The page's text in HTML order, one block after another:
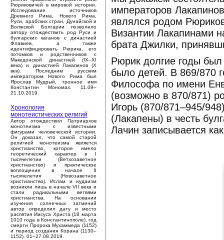
Рюриковичей в мировой истории.
Исследование источников
Древнего Рима, Нового Рима,
Руси, арабских стран, Дунайской и
Волжской Болгарии позволило
автору отождествить род Руси и
булгарских каганов с династией
Флавиев, а также
идентифицировать Рюрика, его
потомков и родственников с
Македонской династией (IX–XI
века) и династией Лакапинов (X
век). Последним русским
императором Нового Рима был
Ярослав Мудрый, тронное имя
Константин Мономах. 11.09–
21.10.2019.
Хронология
монотеистических религий
Автор отождествил Патриархов
монотеизма с известными
фигурами человеческой истории.
Он доказал, что самой старой
религией монотеизма является
христианство, которое имело
теоретический характер в I
тысячелетии (Ветхозаветное
христианство) и практическое
воплощение в начале II
тысячелетия (Новозаветное
христианство). Ислам и иудаизм
возникли лишь в начале VII века и
стали радикальными ветвями
христианства. На основании
изучения солнечных затмений
автор определил дату и место
распятия Иисуса Христа (18 марта
1010 года в Константинополе), год
смерти Пророка Мухаммеда (1152)
и период создания Корана (1130–
1152). 01–27.08.2019.
императоров
являлся родом
Византии Лакапинами
брата Джилки,
Рюрик долгие годы был
было детей. В 869/870
Философа по имени
(возможно в 870/871)
Игорь (870/871–945/
(Лакапены) в честь
Лачин записывается